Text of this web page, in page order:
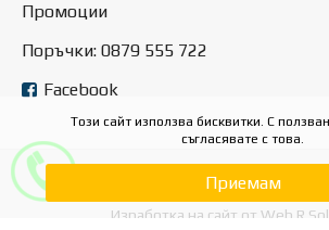
Този сайт използва бисквитки. С
съгласявате с това.
Приемам
Промоции
Поръчки: 0879 555 722
Facebook
Copyright © 2025,
Изработка на сайт от Web R